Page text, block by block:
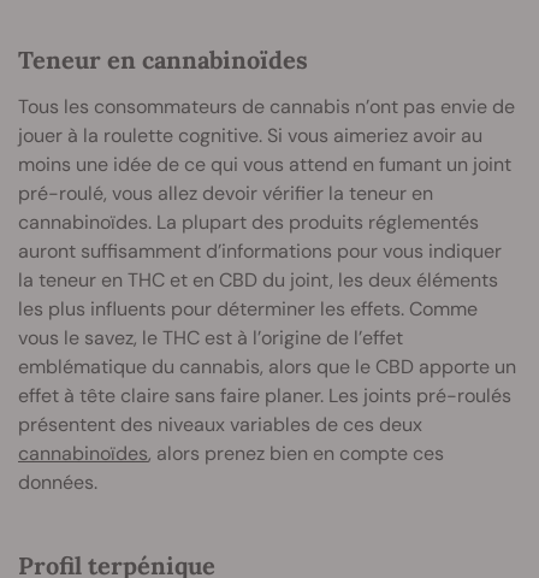
Teneur en cannabinoïdes
Tous les consommateurs de cannabis n’ont pas envie de
jouer à la roulette cognitive. Si vous aimeriez avoir au
moins une idée de ce qui vous attend en fumant un joint
pré-roulé, vous allez devoir vérifier la teneur en
cannabinoïdes. La plupart des produits réglementés
auront suffisamment d’informations pour vous indiquer
la teneur en THC et en CBD du joint, les deux éléments
les plus influents pour déterminer les effets. Comme
vous le savez, le THC est à l’origine de l’effet
emblématique du cannabis, alors que le CBD apporte un
effet à tête claire sans faire planer. Les joints pré-roulés
présentent des niveaux variables de ces deux
cannabinoïdes, alors prenez bien en compte ces
données.
Profil terpénique